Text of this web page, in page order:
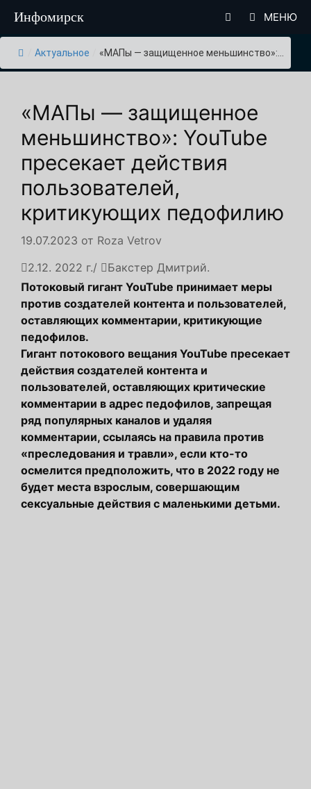
содержимому
Инфомирск МЕНЮ
Актуальное «МАПы — защищенное меньшинство»:...
«МАПы — защищенное
меньшинство»: YouTube
пресекает действия
пользователей,
критикующих педофилию
19.07.2023 от Roza Vetrov
2.12. 2022 г./
Бакстер Дмитрий.
Потоковый гигант YouTube принимает меры
против создателей контента и пользователей,
оставляющих комментарии, критикующие
педофилов.
Гигант потокового вещания YouTube пресекает
действия создателей контента и
пользователей, оставляющих критические
комментарии в адрес педофилов, запрещая
ряд популярных каналов и удаляя
комментарии, ссылаясь на правила против
«преследования и травли», если кто-то
осмелится предположить, что в 2022 году не
будет места взрослым, совершающим
сексуальные действия с маленькими детьми.